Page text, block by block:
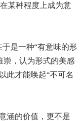
某种程度上成为意
是一种“有意味的形
崇，认为形式的美感
此才能唤起“不可名
涵的价值，更不是